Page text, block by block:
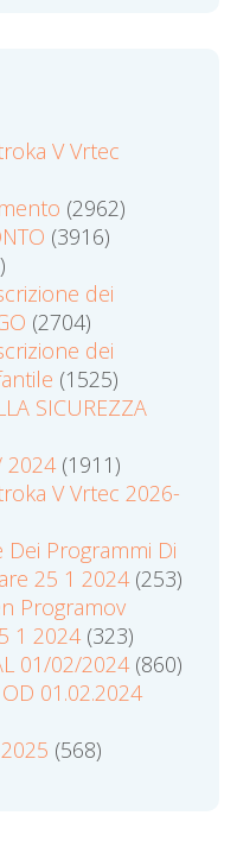
V Vrtec
(2962)
(3916)
dei
(2704)
dei
(1525)
SICUREZZA
2024(1911)
V Vrtec 2026-
Dei Programmi Di
25 1 2024(253)
Programov
1 2024(323)
01/02/2024(860)
01.02.2024
(568)